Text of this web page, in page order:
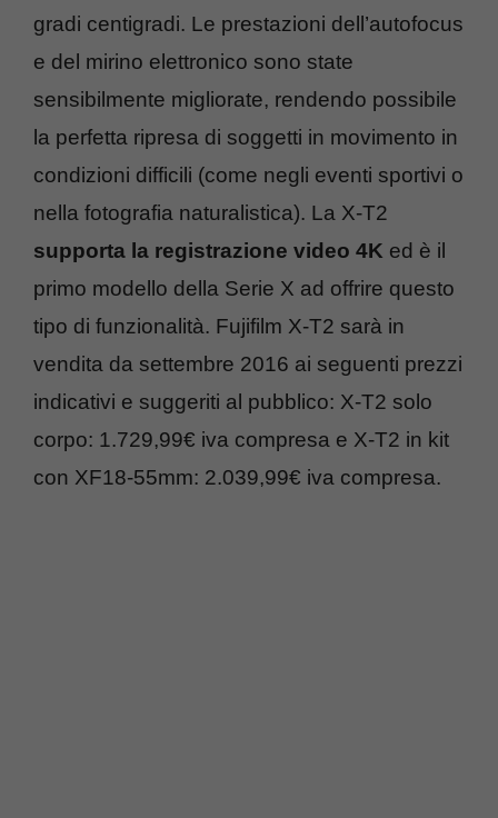
gradi centigradi. Le prestazioni dell’autofocus
e del mirino elettronico sono state
sensibilmente migliorate, rendendo possibile
la perfetta ripresa di soggetti in movimento in
condizioni difficili (come negli eventi sportivi o
nella fotografia naturalistica). La X-T2
supporta la registrazione video 4K ed è il
primo modello della Serie X ad offrire questo
tipo di funzionalità. Fujifilm X-T2 sarà in
vendita da settembre 2016 ai seguenti prezzi
indicativi e suggeriti al pubblico: X-T2 solo
corpo: 1.729,99€ iva compresa e X-T2 in kit
con XF18-55mm: 2.039,99€ iva compresa.